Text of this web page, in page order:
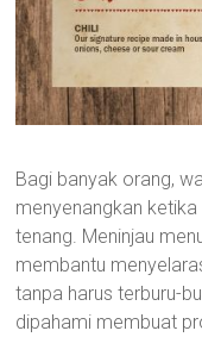
Bagi banyak orang,
menyenangkan
tenang. Meninjau
membantu
tanpa harus terburu-
dipahami membuat